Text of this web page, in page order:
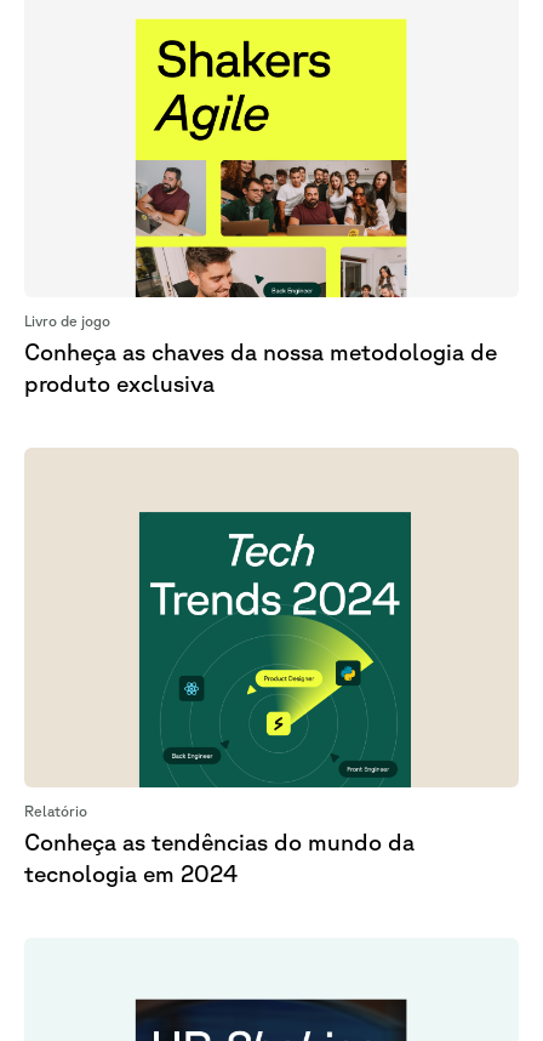
Livro de jogo
Conheça as chaves da nossa metodologia de
produto exclusiva
Relatório
Conheça as tendências do mundo da
tecnologia em 2024